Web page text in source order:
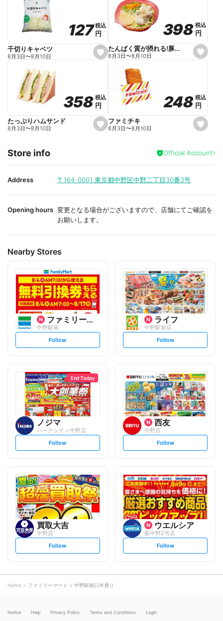
o
r
i
e
o
r
i
e
s
e
o
r
i
e
127
127税込
税込
円
円
千切りキャベツ
8月3日〜8月10日
s
e
o
r
i
e
398
398 税込
税込
円
円
たんぱく質が摂れる!豚しゃぶのパスタサラダ
8月3日〜8月10日
s
e
i
t
358
358税込
税込
円
円
たっぷりハムサンド
8月3日〜8月10日
s
e
a
248
248 税込
税込
円
円
ファミチキ
8月3日〜8月10日
Store info Official Account
Address 〒164-0001 東京都中野区中野二丁目30番3号
Opening hours 変更となる場合がございますので、店舗にてご確認を
お願いします。
Nearby Stores
ファミリーマート
中野駅南
s
l
o
w
Follow
ライフ
中野駅前店
s
l
o
w
Follow
End Today
ノジマ
パークシティ中野店
s
l
o
w
Follow
西友
中野店
s
l
o
w
Follow
買取大吉
中野店
s
l
o
Follow
ウエルシア
新中野2号店
s
l
Follow
Home ファミリーマート 中野駅南口本通り
Notice Help Privacy Policy Terms and Conditions Login